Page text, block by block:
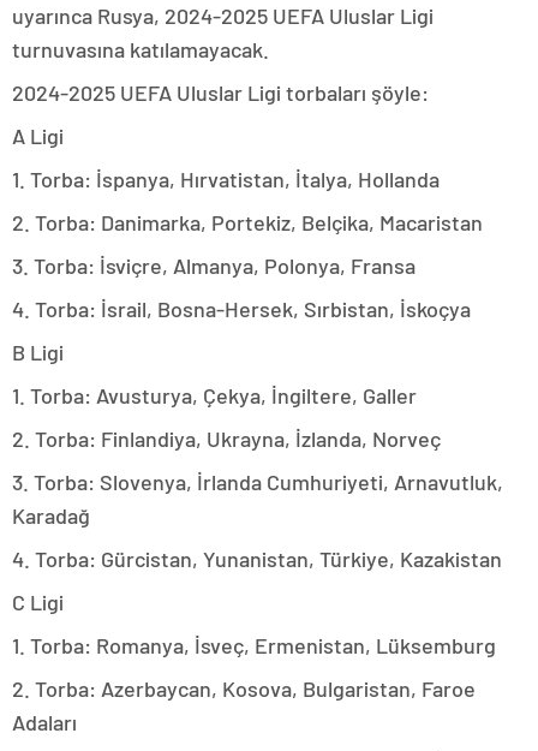
uyarınca Rusya, 2024-2025 UEFA Uluslar Ligi
turnuvasına katılamayacak.
2024-2025 UEFA Uluslar Ligi torbaları şöyle:
A Ligi
1. Torba: İspanya, Hırvatistan, İtalya, Hollanda
2. Torba: Danimarka, Portekiz, Belçika, Macaristan
3. Torba: İsviçre, Almanya, Polonya, Fransa
4. Torba: İsrail, Bosna-Hersek, Sırbistan, İskoçya
B Ligi
1. Torba: Avusturya, Çekya, İngiltere, Galler
2. Torba: Finlandiya, Ukrayna, İzlanda, Norveç
3. Torba: Slovenya, İrlanda Cumhuriyeti, Arnavutluk,
Karadağ
4. Torba: Gürcistan, Yunanistan, Türkiye, Kazakistan
C Ligi
1. Torba: Romanya, İsveç, Ermenistan, Lüksemburg
2. Torba: Azerbaycan, Kosova, Bulgaristan, Faroe
Adaları